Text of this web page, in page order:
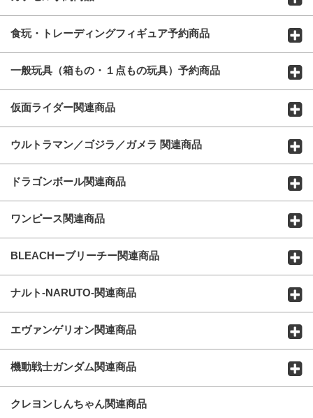
食玩・トレーディングフィギュア予約商品
一般玩具（箱もの・１点もの玩具）予約商品
仮面ライダー関連商品
ウルトラマン／ゴジラ／ガメラ 関連商品
ドラゴンボール関連商品
ワンピース関連商品
BLEACHーブリーチー関連商品
ナルト-NARUTO-関連商品
エヴァンゲリオン関連商品
機動戦士ガンダム関連商品
クレヨンしんちゃん関連商品